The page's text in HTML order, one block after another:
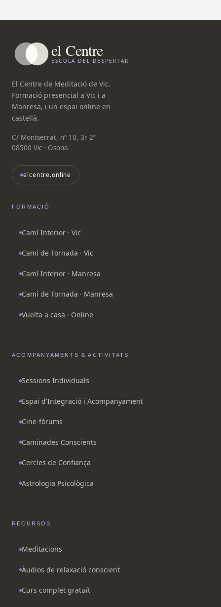
el Centre
ESCOLA DEL DESPERTAR
El Centre de Meditació de Vic.
Formació presencial a Vic i a
Manresa, i un espai online en
castellà.
C/ Montserrat, nº 10, 3r 2ª
08500 Vic · Osona
elcentre.online
FORMACIÓ
Camí Interior · Vic
Camí de Tornada · Vic
Camí Interior · Manresa
Camí de Tornada · Manresa
Vuelta a casa · Online
ACOMPANYAMENTS & ACTIVITATS
Sessions Individuals
Espai d'Integració i Acompanyament
Cine-fòrums
Caminades Conscients
Cercles de Confiança
Astrologia Psicològica
RECURSOS
Meditacions
Àudios de relaxació conscient
Curs complet gratuït